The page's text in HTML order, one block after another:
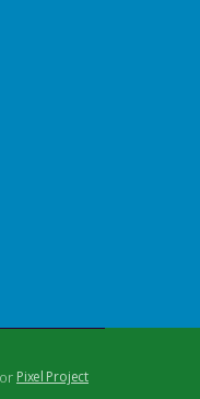
Pixel Project